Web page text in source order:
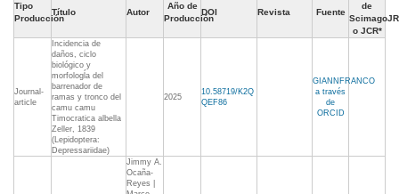
Tipo
Producción
Título Autor
Año de
Producción
DOI Revista Fuente
de
ScimagoJR
o JCR*
Journal-
article
Incidencia de
daños, ciclo
biológico y
morfologĺa del
barrenador de
ramas y tronco del
camu camu
Timocratica albella
Zeller, 1839
(Lepidoptera:
Depressariidae)
2025
10.58719/K2Q
QEF86
GIANNFRANCO
a través
de
ORCID
Jimmy A.
Ocaña-
Reyes |